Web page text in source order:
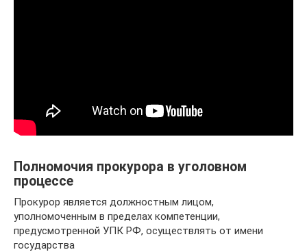
Полномочия прокурора в уголовном
процессе
Прокурор является должностным лицом,
уполномоченным в пределах компетенции,
предусмотренной УПК РФ, осуществлять от имени
государства